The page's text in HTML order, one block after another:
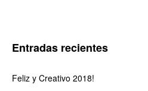
Entradas recientes
Feliz y Creativo 2018!